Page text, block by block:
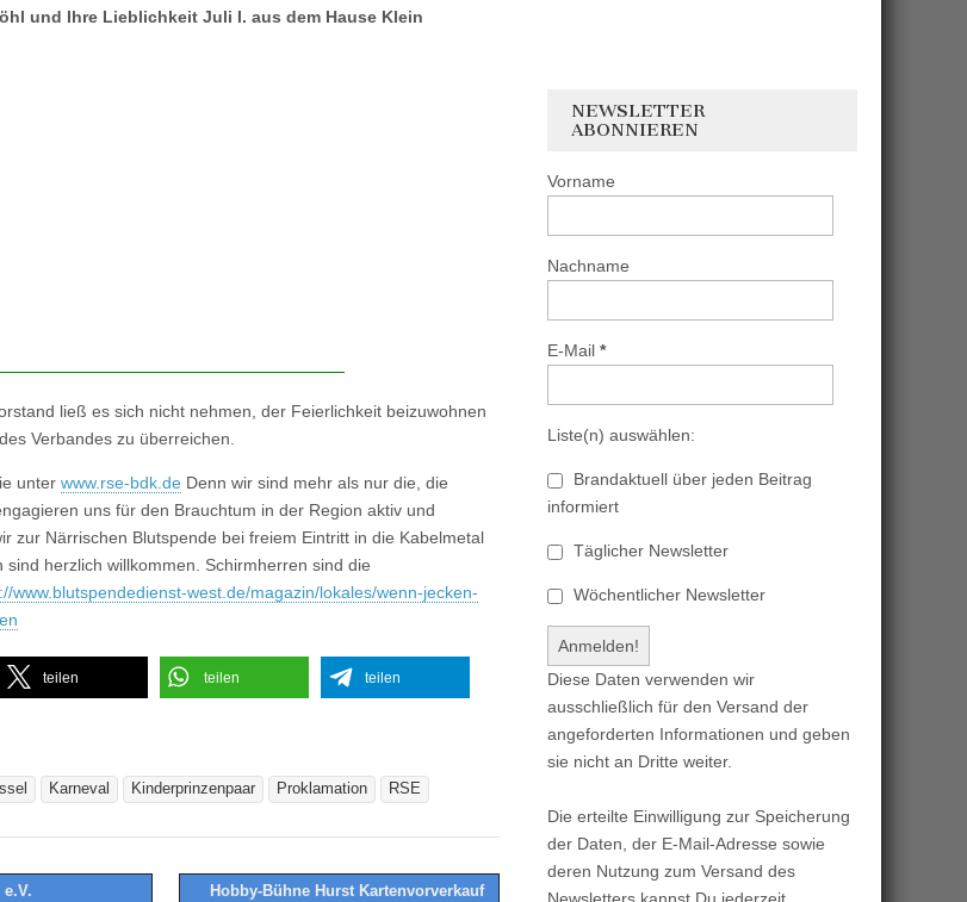
und Ihre Lieblichkeit Juli I. aus dem Hause Klein
ließ es sich nicht nehmen, der Feierlichkeit beizuwohnen
Verbandes zu überreichen.
unter www.rse-bdk.de Denn wir sind mehr als nur die, die
uns für den Brauchtum in der Region aktiv und
zur Närrischen Blutspende bei freiem Eintritt in die Kabelmetal
sind herzlich willkommen. Schirmherren sind die
www.blutspendedienst-west.de/magazin/lokales/wenn-jecken-
teilen teilen teilen
Karneval Kinderprinzenpaar Proklamation RSE
Hobby-Bühne Hurst Kartenvorverkauf
NEWSLETTER
ABONNIEREN
Vorname
Nachname
E-Mail *
Liste(n) auswählen:
Brandaktuell über jeden Beitrag
informiert
Täglicher Newsletter
Wöchentlicher Newsletter
Diese Daten verwenden wir
ausschließlich für den Versand der
angeforderten Informationen und geben
sie nicht an Dritte weiter.
Die erteilte Einwilligung zur Speicherung
der Daten, der E-Mail-Adresse sowie
deren Nutzung zum Versand des